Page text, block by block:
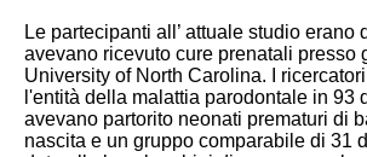
Le partecipanti all’ attuale studio erano
avevano ricevuto cure prenatali presso
University of North Carolina. I
l'entità della malattia parodontale in 93
avevano partorito neonati prematuri di
nascita e un gruppo comparabile di 31